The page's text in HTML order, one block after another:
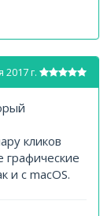
2017 г.
кликов
и с macOS.